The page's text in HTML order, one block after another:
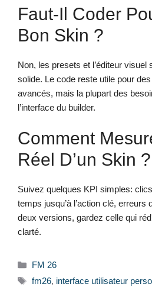
Faut-Il Coder
Bon Skin ?
Non, les presets et l’éditeur visuel
solide. Le code reste utile pour
avancés, mais la plupart des
l’interface du builder.
Comment
Réel D’un Skin ?
Suivez quelques KPI simples:
temps jusqu’à l’action clé, erreurs
deux versions, gardez celle qui
clarté.
Catégories
FM 26
Étiquettes
fm26, interface utilisateur